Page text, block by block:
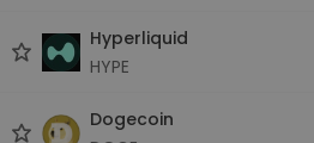
Hyperliquid
HYPE
Dogecoin